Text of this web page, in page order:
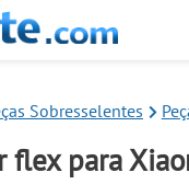
Sobresselentes
flex para